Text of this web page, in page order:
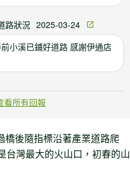
路狀況 2025-03-24
小溪已鋪好道路 感謝伊通店
道狀況 2022-07-23
特別注意蛇類咬傷!
看所有回報
橋後隨指標沿著產業道路爬
台灣最大的火山口，初春的山